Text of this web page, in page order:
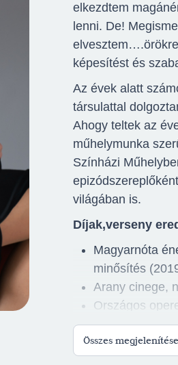
elkezdtem
lenni. De!
képesítést és
Az évek alatt
társulattal
Ahogy teltek az
műhelymunka
Színházi
világában is.
Díjak,verseny
Magyarnóta
minősítés
Arany cinege,
Országos
(2016)
Operett
Összes megjelenítése